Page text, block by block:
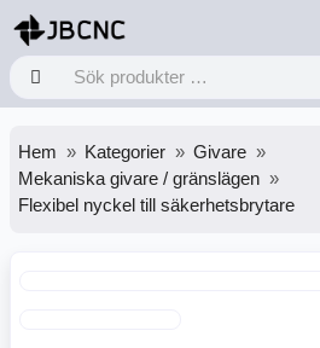
Hem Kategorier
Givare
Mekaniska givare / gränslägen
Flexibel nyckel till säkerhetsbrytare